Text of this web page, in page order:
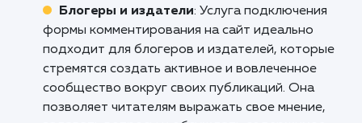
Не пропустите возможность
взаимодействие с вашей